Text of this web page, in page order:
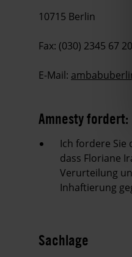
10715 Berlin
Fax: (030) 2345 67 20
E-Mail:
Amnesty fordert:
Ich fordere Sie
dass Floriane
Verurteilung
Inhaftierung
Sachlage